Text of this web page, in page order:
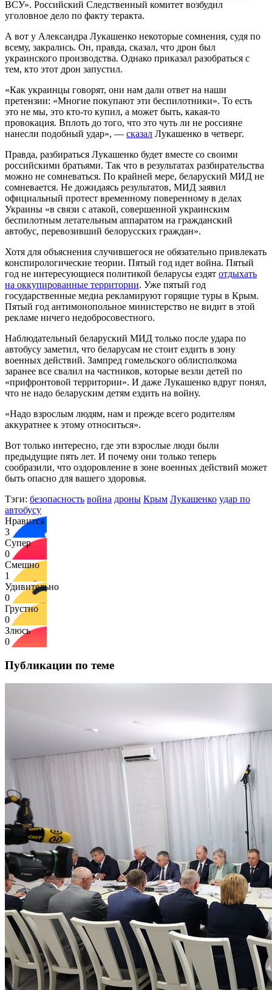
ВСУ». Российский Следственный комитет возбудил
уголовное дело по факту теракта.
А вот у Александра Лукашенко некоторые сомнения, судя по
всему, закрались. Он, правда, сказал, что дрон был
украинского производства. Однако приказал разобраться с
тем, кто этот дрон запустил.
«Как украинцы говорят, они нам дали ответ на наши
претензии: «Многие покупают эти беспилотники». То есть
это не мы, это кто-то купил, а может быть, какая-то
провокация. Вплоть до того, что это чуть ли не россияне
нанесли подобный удар», — сказал Лукашенко в четверг.
Правда, разбираться Лукашенко будет вместе со своими
российскими братьями. Так что в результатах разбирательства
можно не сомневаться. По крайней мере, беларуский МИД не
сомневается. Не дожидаясь результатов, МИД заявил
официальный протест временному поверенному в делах
Украины «в связи с атакой, совершенной украинским
беспилотным летательным аппаратом на гражданский
автобус, перевозивший белорусских граждан».
Хотя для объяснения случившегося не обязательно привлекать
конспирологические теории. Пятый год идет война. Пятый
год не интересующиеся политикой беларусы ездят отдыхать
на оккупированные территории. Уже пятый год
государственные медиа рекламируют горящие туры в Крым.
Пятый год антимонопольное министерство не видит в этой
рекламе ничего недобросовестного.
Наблюдательный беларуский МИД только после удара по
автобусу заметил, что беларусам не стоит ездить в зону
военных действий. Зампред гомельского облисполкома
заранее все свалил на частников, которые везли детей по
«прифронтовой территории». И даже Лукашенко вдруг понял,
что не надо беларуским детям ездить на войну.
«Надо взрослым людям, нам и прежде всего родителям
аккуратнее к этому относиться».
Вот только интересно, где эти взрослые люди были
предыдущие пять лет. И почему они только теперь
сообразили, что оздоровление в зоне военных действий может
быть опасно для вашего здоровья.
Тэги: безопасность война дроны Крым Лукашенко удар по
автобусу
Нравится
3
Супер
0
Смешно
1
Удивительно
0
Грустно
0
Злюсь
0
Публикации по теме